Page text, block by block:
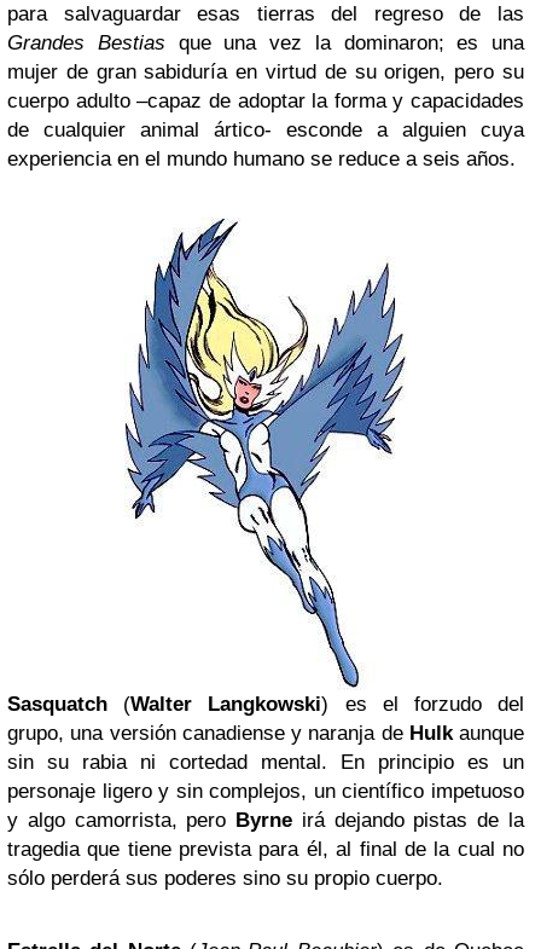
para salvaguardar esas tierras del regreso de las
Grandes Bestias que una vez la dominaron; es una
mujer de gran sabiduría en virtud de su origen, pero su
cuerpo adulto –capaz de adoptar la forma y capacidades
de cualquier animal ártico- esconde a alguien cuya
experiencia en el mundo humano se reduce a seis años.
Sasquatch (Walter Langkowski) es el forzudo del
grupo, una versión canadiense y naranja de Hulkaunque
sin su rabia ni cortedad mental. En principio es un
personaje ligero y sin complejos, un científico impetuoso
y algo camorrista, pero Byrne irá dejando pistas de la
tragedia que tiene prevista para él, al final de la cual no
sólo perderá sus poderes sino su propio cuerpo.